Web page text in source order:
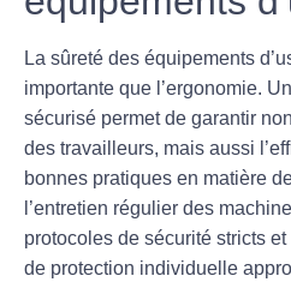
La sûreté des équipements
importante que l’ergonomie.
sécurisé permet de garantir
des travailleurs, mais aussi
bonnes pratiques en matière
l’entretien régulier des
protocoles de sécurité stricts
de protection individuelle